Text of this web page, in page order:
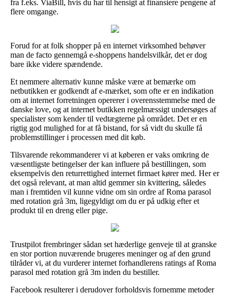
fra f.eks. ViaBill, hvis du har til hensigt at finansiere pengene af
flere omgange.
Forud for at folk shopper på en internet virksomhed behøver
man de facto gennemgå e-shoppens handelsvilkår, det er dog
bare ikke videre spændende.
Et nemmere alternativ kunne måske være at bemærke om
netbutikken er godkendt af e-mærket, som ofte er en indikation
om at internet forretningen opererer i overensstemmelse med de
danske love, og at internet butikken regelmæssigt undersøges af
specialister som kender til vedtægterne på området. Det er en
rigtig god mulighed for at få bistand, for så vidt du skulle få
problemstillinger i processen med dit køb.
Tilsvarende rekommanderer vi at køberen er vaks omkring de
væsentligste betingelser der kan influere på bestillingen, som
eksempelvis den returrettighed internet firmaet kører med. Her er
det også relevant, at man altid gemmer sin kvittering, således
man i fremtiden vil kunne vidne om sin ordre af Roma parasol
med rotation grå 3m, ligegyldigt om du er på udkig efter et
produkt til en dreng eller pige.
Trustpilot frembringer sådan set hæderlige genveje til at granske
en stor portion nuværende brugeres meninger og af den grund
tilråder vi, at du vurderer internet forhandlerens ratings af Roma
parasol med rotation grå 3m inden du bestiller.
Facebook resulterer i derudover forholdsvis fornemme metoder